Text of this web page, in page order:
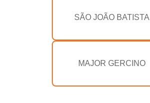
SÃO JOÃO BATISTA
MAJOR GERCINO